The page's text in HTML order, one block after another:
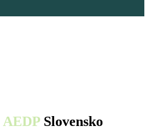
AEDP Slovensko